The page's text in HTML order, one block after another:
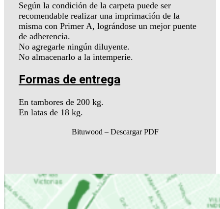
Según la condición de la carpeta puede ser
recomendable realizar una imprimación de la
misma con Primer A, lográndose un mejor puente
de adherencia.
No agregarle ningún diluyente.
No almacenarlo a la intemperie.
Formas de entrega
En tambores de 200 kg.
En latas de 18 kg.
Bituwood – Descargar PDF